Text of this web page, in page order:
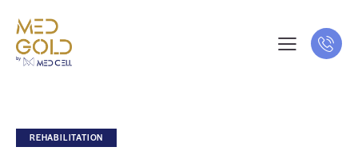
REHABILITATION